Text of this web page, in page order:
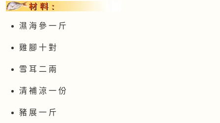
濕 海 參 一 斤
雞 腳 十 對
雪 耳 二 兩
清 補 涼 一 份
豬 展 一 斤